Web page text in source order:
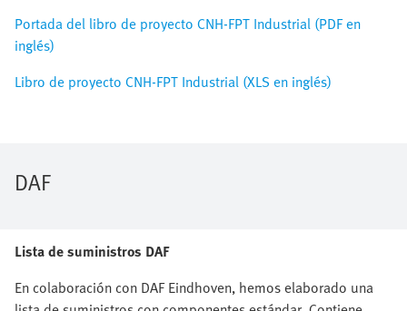
Portada del libro de proyecto CNH-FPT Industrial (PDF en
inglés)
Libro de proyecto CNH-FPT Industrial (XLS en inglés)
DAF
Lista de suministros DAF
En colaboración con DAF Eindhoven, hemos elaborado una